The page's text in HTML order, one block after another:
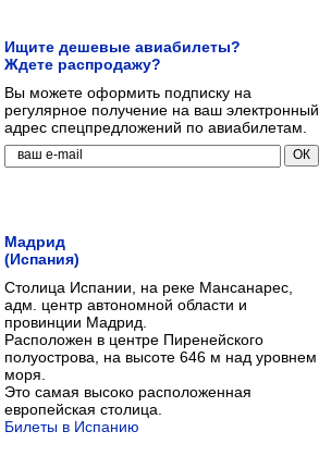
Ищите дешевые авиабилеты?
Ждете распродажу?
Вы можете оформить подписку на
регулярное получение на ваш электронный
адрес спецпредложений по авиабилетам.
Мадрид
(Испания)
Столица Испании, на реке Мансанарес,
адм. центр автономной области и
провинции Мадрид.
Расположен в центре Пиренейского
полуострова, на высоте 646 м над уровнем
моря.
Это самая высоко расположенная
европейская столица.
Билеты в Испанию